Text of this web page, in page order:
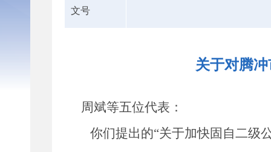
文号
关于对腾
周斌等五位代表 ：
你们提出的“关于加快固自二级